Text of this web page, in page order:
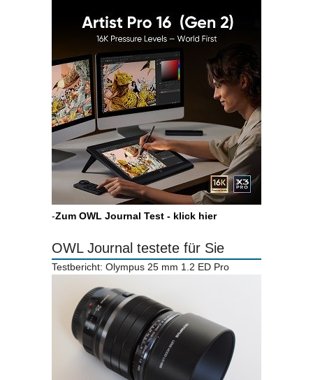
-Zum OWL Journal Test - klick hier
OWL Journal testete für Sie
Testbericht: Olympus 25 mm 1.2 ED Pro